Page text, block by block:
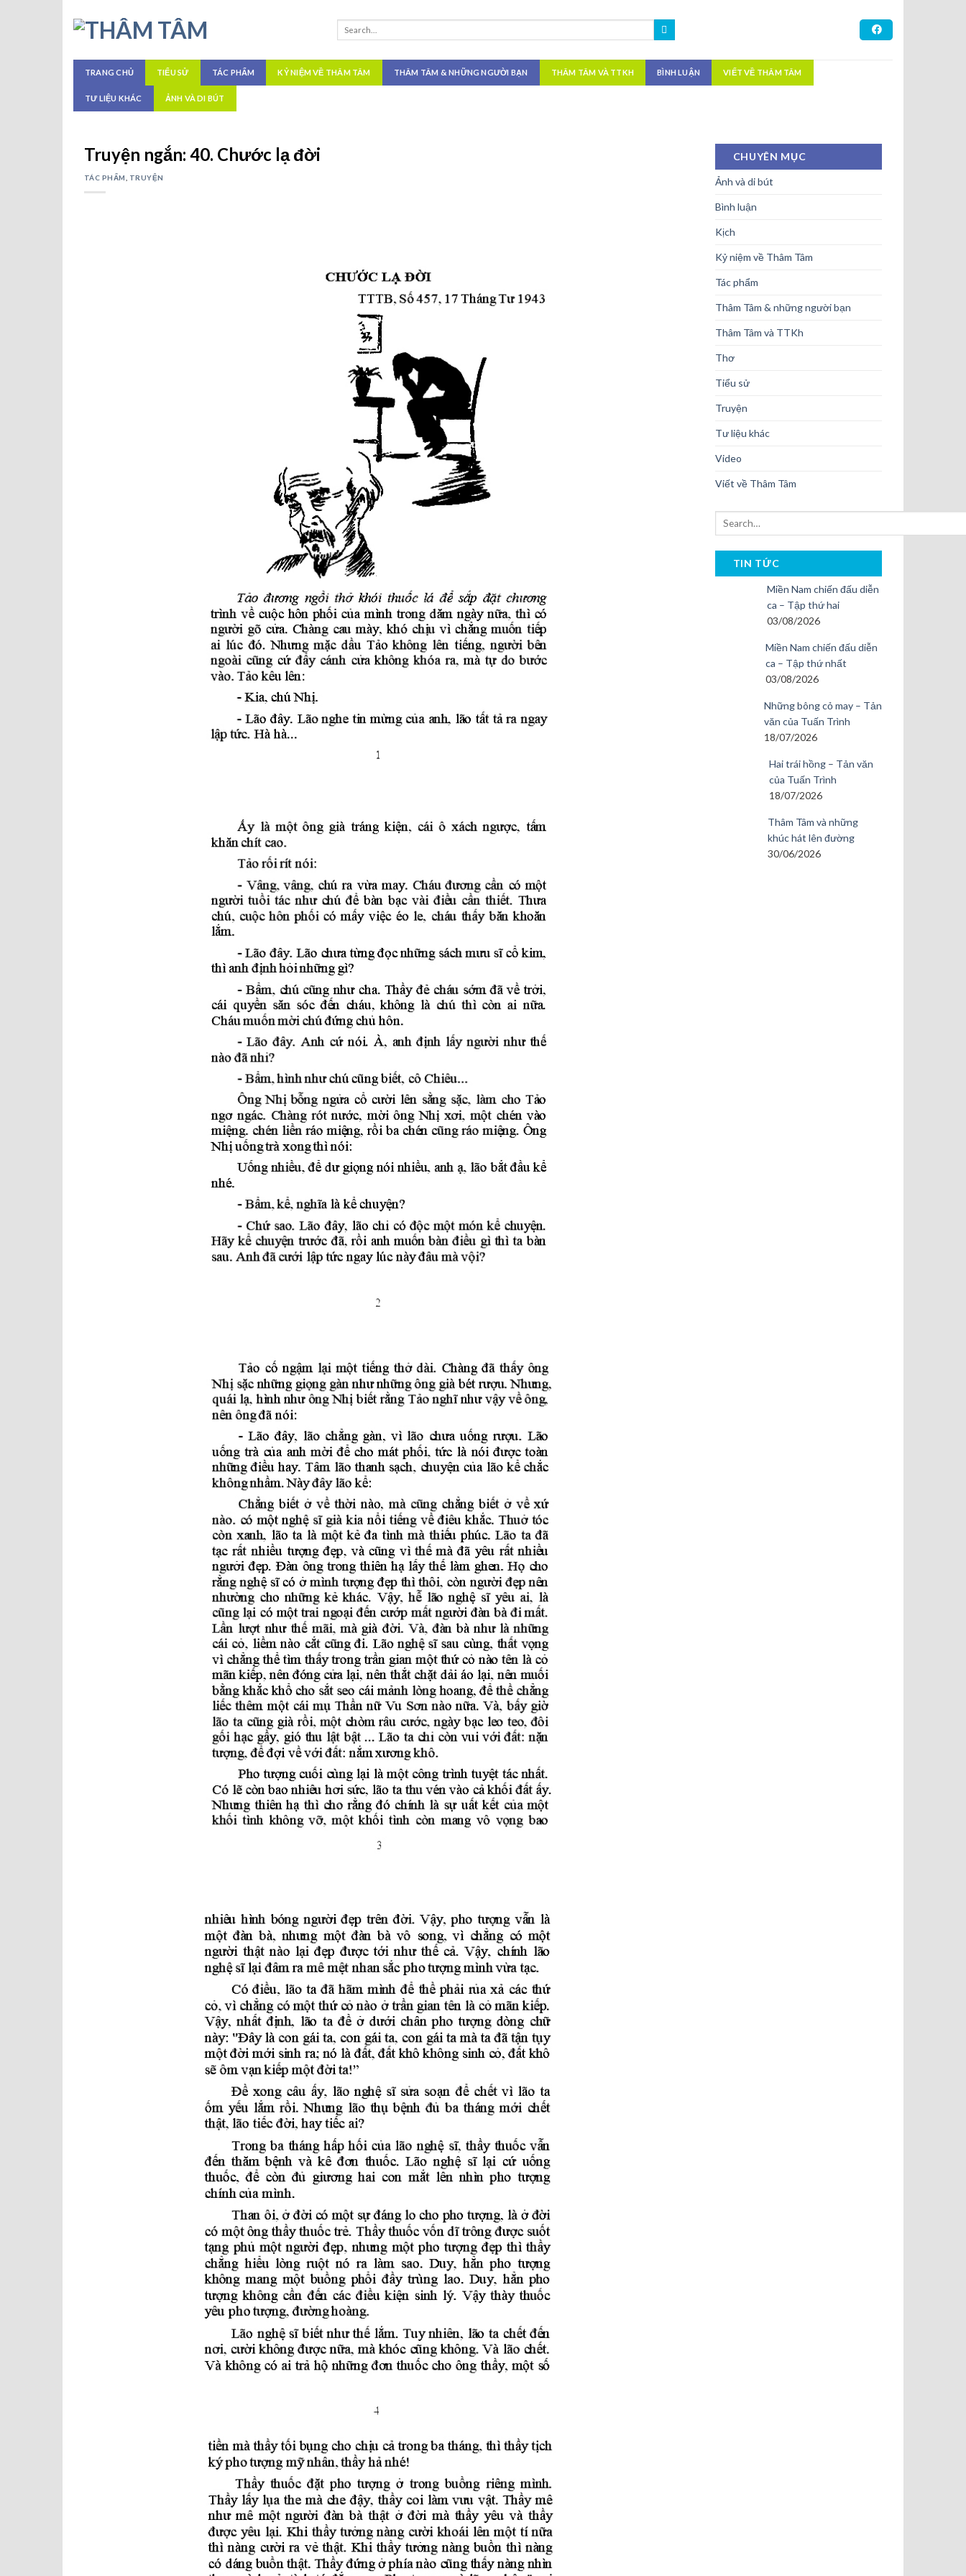
content
TRANG CHỦ TIỂU SỬ TÁC PHẨM KỶ NIỆM VỀ THÂM TÂM THÂM TÂM & NHỮNG NGƯỜI BẠN THÂM TÂM VÀ TTKH BÌNH LUẬN VIẾT VỀ THÂM TÂM
TƯ LIỆU KHÁC ẢNH VÀ DI BÚT
Truyện ngắn: 40. Chước lạ đời
TÁC PHẨM TRUYỆN
CHUYÊN MỤC
Ảnh và di bút
Bình luận
Kịch
Kỷ niệm về Thâm Tâm
Tác phẩm
Thâm Tâm & những người bạn
Thâm Tâm và TTKh
Thơ
Tiểu sử
Truyện
Tư liệu khác
Video
Viết về Thâm Tâm
TIN TỨC
Miền Nam chiến đấu diễn
ca – Tập thứ hai
03/08/2026
Miền Nam chiến đấu diễn
ca – Tập thứ nhất
03/08/2026
Những bông cỏ may – Tản
văn của Tuấn Trình
18/07/2026
Hai trái hồng – Tản văn
của Tuấn Trình
18/07/2026
Thâm Tâm và những
khúc hát lên đường
30/06/2026